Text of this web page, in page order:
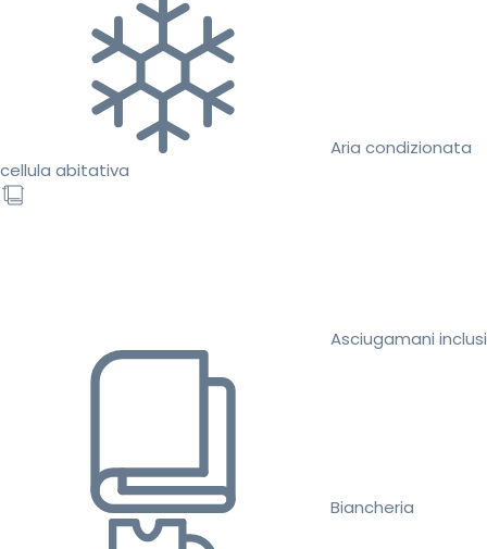
Aria condizionata
cellula abitativa
Asciugamani inclusi
Biancheria